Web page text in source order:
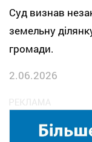
Суд визнав
земельну
громади.
2.06.2026